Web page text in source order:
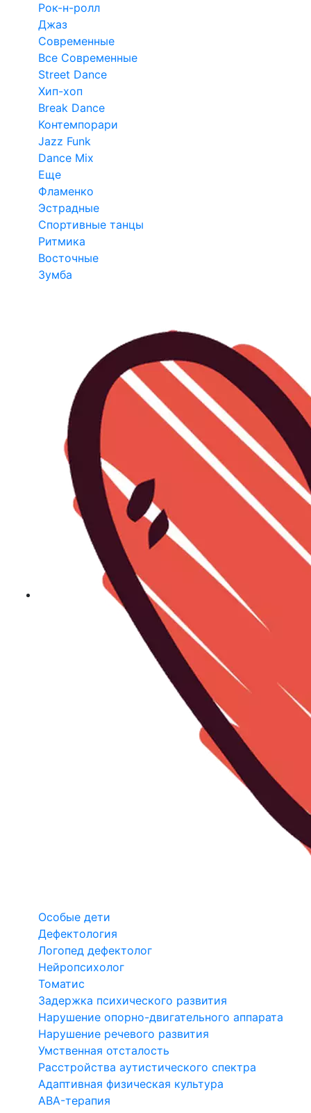
Рок-н-ролл
Джаз
Современные
Все Современные
Street Dance
Хип-хоп
Break Dance
Контемпорари
Jazz Funk
Dance Mix
Еще
Фламенко
Эстрадные
Спортивные танцы
Ритмика
Восточные
Зумба
Особые дети
Дефектология
Логопед дефектолог
Нейропсихолог
Томатис
Задержка психического развития
Нарушение опорно-двигательного аппарата
Нарушение речевого развития
Умственная отсталость
Расстройства аутистического спектра
Адаптивная физическая культура
ABA-терапия